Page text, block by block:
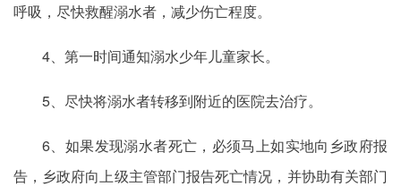
呼吸，尽快救醒溺水者，减少伤亡程度。
4、第一时间通知溺水少年儿童家长。
5、尽快将溺水者转移到附近的医院去治疗。
6、如果发现溺水者死亡，必须马上如实地向乡政府报
告，乡政府向上级主管部门报告死亡情况，并协助有关部门